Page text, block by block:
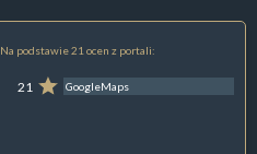
Na podstawie 21 ocen z portali:
21 GoogleMaps